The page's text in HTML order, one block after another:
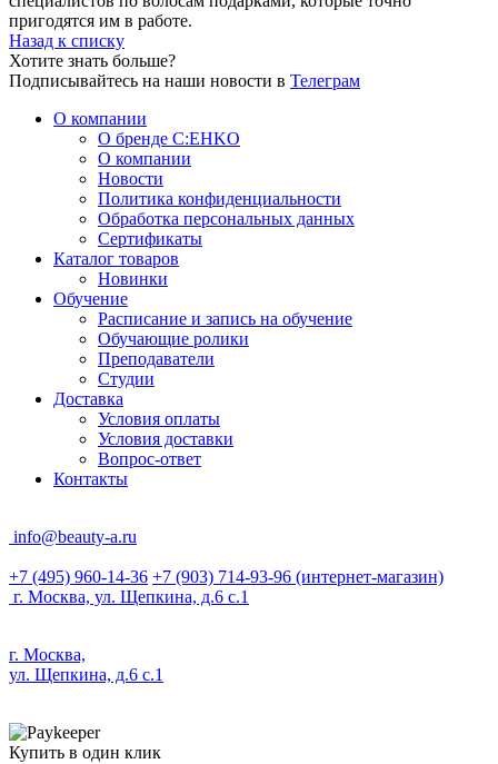
пригодятся им в работе.
Назад к списку
Хотите знать больше?
Подписывайтесь на наши новости в Телеграм
О компании
О бренде C:EHKO
О компании
Новости
Политика конфиденциальности
Обработка персональных данных
Сертификаты
Каталог товаров
Новинки
Обучение
Расписание и запись на обучение
Обучающие ролики
Преподаватели
Студии
Доставка
Условия оплаты
Условия доставки
Вопрос-ответ
Контакты
info@beauty-a.ru
+7 (495) 960-14-36 +7 (903) 714-93-96 (интернет-магазин)
г. Москва, ул. Щепкина, д.6 с.1
г. Москва,
ул. Щепкина, д.6 с.1
Купить в один клик